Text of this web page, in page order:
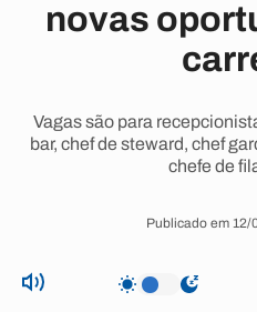
novas
Vagas são para
bar, chef de steward, chef
chefe de
Publicado em 12/